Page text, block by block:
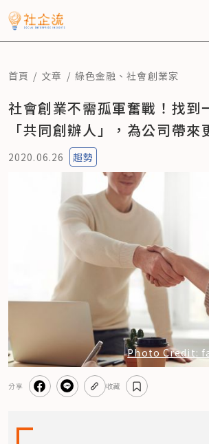
首頁 文章 綠色金融 、社會創業家
社會創業不需孤軍奮戰！找到
「共同創辦人」，為公司帶來
2020.06.26 趨勢
Photo Credit:
分享 收藏